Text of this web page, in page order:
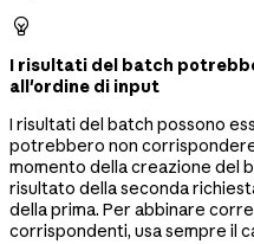

I risultati del batch
all'ordine di input
I risultati del batch possono
potrebbero non
momento della creazione del
risultato della seconda
della prima. Per abbinare
corrispondenti, usa sempre il